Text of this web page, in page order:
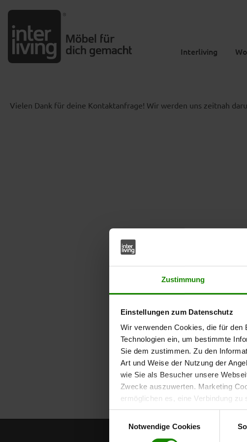
Zustimmung
Einstellungen zum Datenschutz
Wir verwenden Cookies, die für
Technologien ein, um bestimmte
Sie dem zustimmen. Zu den
Art und Weise der Nutzung der
wie Sie als Besucher unsere
Zwecke auszuwerten. Marketing
ermöglichen es, eine Verbindung
anzuzeigen. Sie können frei
Klicken Sie auf „ Ablehnen “, wenn
Notwendige Cookies
Hauptinhalt springen
Zur Suche springen
Zur Hauptnavigation springen
Interliving
Vielen Dank für deine Kontaktanfrage! Wir werden uns zeitnah